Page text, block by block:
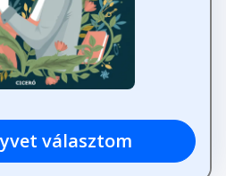
választom